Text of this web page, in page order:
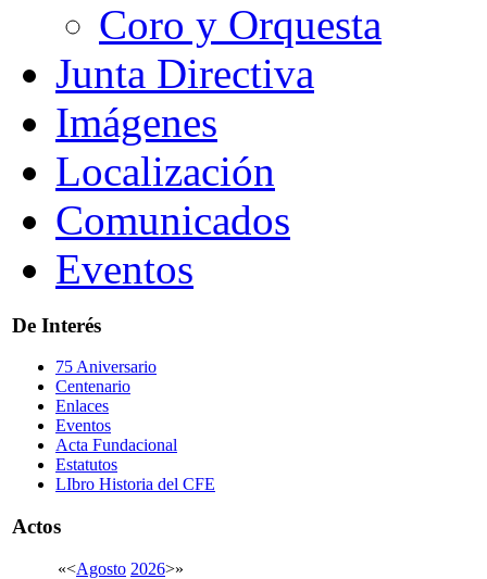
Coro y Orquesta
Junta Directiva
Imágenes
Localización
Comunicados
Eventos
De Interés
75 Aniversario
Centenario
Enlaces
Eventos
Acta Fundacional
Estatutos
LIbro Historia del CFE
Actos
«<Agosto 2026>»